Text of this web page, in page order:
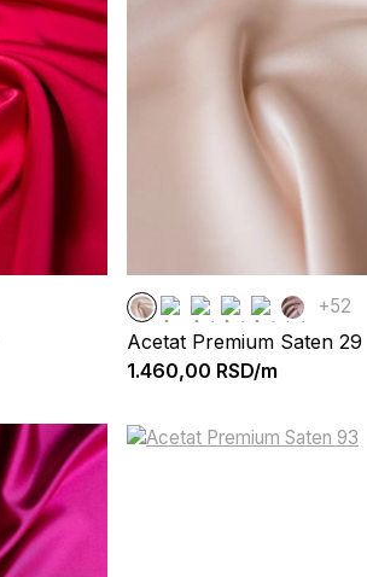
+52
Acetat Premium Saten 29
1.460,00 RSD/m